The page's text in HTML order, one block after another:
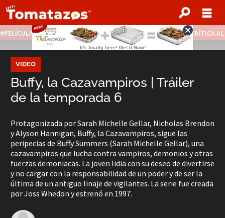
PELÍCULAS STREAMING GRATIS NOTICIAS DESTACADAS CRÍTICA
VIDEO
Buffy, la Cazavampiros | Tráiler
de la temporada 6
Protagonizada por Sarah Michelle Gellar, Nicholas Brendon
y Alyson Hannigan, Buffy, la Cazavampiros, sigue las
peripecias de Buffy Summers (Sarah Michelle Gellar), una
cazavampiros que lucha contra vampiros, demonios y otras
fuerzas demoniacas. La joven lidia con su deseo de divertirse
y no cargar con la responsabilidad de un poder y de ser la
última de un antiguo linaje de vigilantes. La serie fue creada
por Joss Whedon y estrenó en 1997.